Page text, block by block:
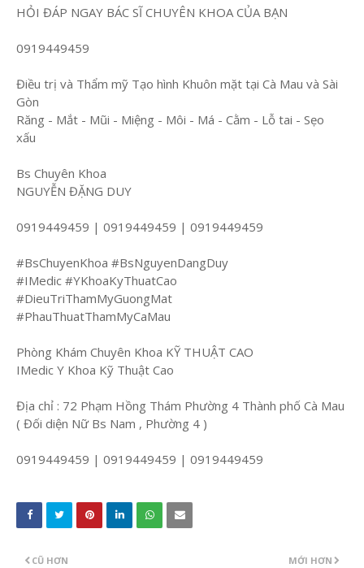
HỎI ĐÁP NGAY BÁC SĨ CHUYÊN KHOA CỦA BẠN
0919449459
Điều trị và Thẩm mỹ Tạo hình Khuôn mặt tại Cà Mau và Sài
Gòn
Răng - Mắt - Mũi - Miệng - Môi - Má - Cằm - Lỗ tai - Sẹo
xấu
Bs Chuyên Khoa
NGUYỄN ĐẶNG DUY
0919449459 | 0919449459 | 0919449459
#BsChuyenKhoa #BsNguyenDangDuy
#IMedic #YKhoaKyThuatCao
#DieuTriThamMyGuongMat
#PhauThuatThamMyCaMau
Phòng Khám Chuyên Khoa KỸ THUẬT CAO
IMedic Y Khoa Kỹ Thuật Cao
Địa chỉ : 72 Phạm Hồng Thám Phường 4 Thành phố Cà Mau
( Đối diện Nữ Bs Nam , Phường 4 )
0919449459 | 0919449459 | 0919449459
MỚI HƠN
CŨ HƠN